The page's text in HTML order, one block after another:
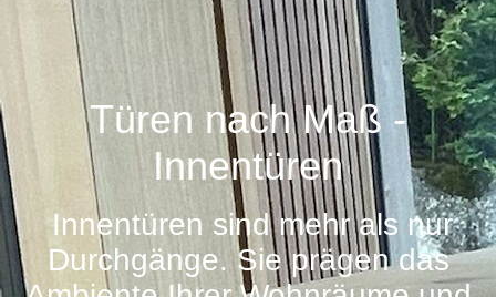
Haustüre_Lärche_Innenansicht
Türen nach Maß -
Innentüren
Innentüren sind mehr als nur
Durchgänge. Sie prägen das